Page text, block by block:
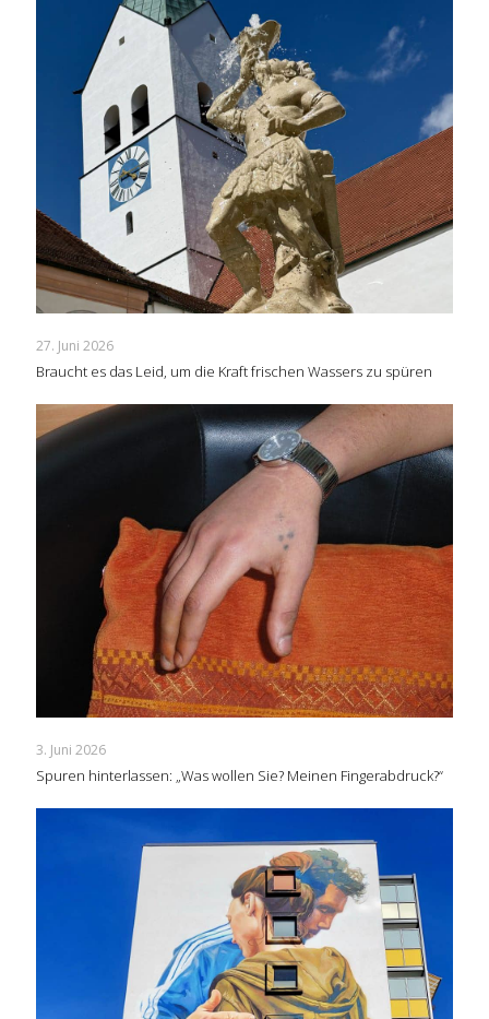
27. Juni 2026
Braucht es das Leid, um die Kraft frischen Wassers zu spüren
3. Juni 2026
Spuren hinterlassen: „Was wollen Sie? Meinen Fingerabdruck?“